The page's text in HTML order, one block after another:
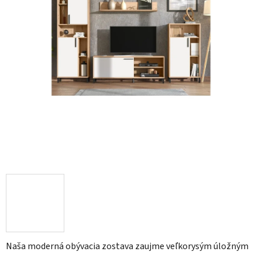
Naša moderná obývacia zostava zaujme veľkorysým úložným